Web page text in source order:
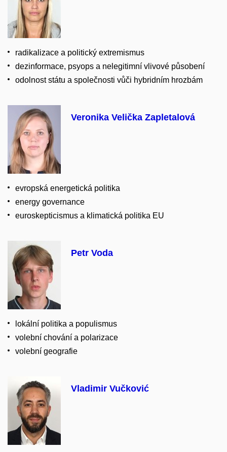
radikalizace a politický extremismus
dezinformace, psyops a nelegitimní vlivové působení
odolnost státu a společnosti vůči hybridním hrozbám
Veronika Velička Zapletalová
evropská energetická politika
energy governance
euroskepticismus a klimatická politika EU
Petr Voda
lokální politika a populismus
volební chování a polarizace
volební geografie
Vladimir Vučković